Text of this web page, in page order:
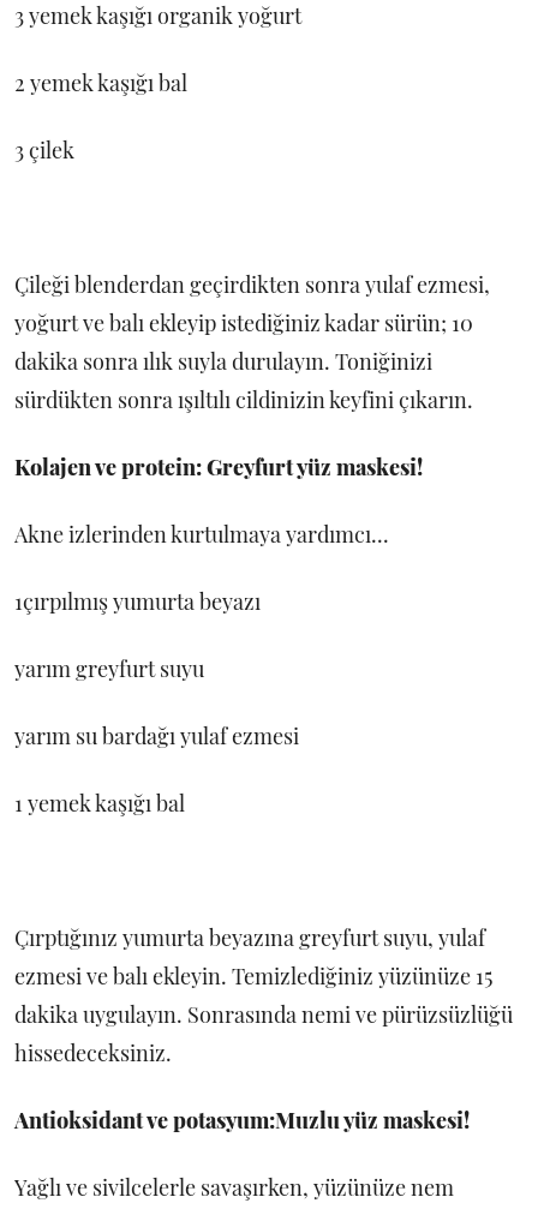
3 yemek kaşığı organik yoğurt
2 yemek kaşığı bal
3 çilek
Çileği blenderdan geçirdikten sonra yulaf ezmesi,
yoğurt ve balı ekleyip istediğiniz kadar sürün; 10
dakika sonra ılık suyla durulayın. Toniğinizi
sürdükten sonra ışıltılı cildinizin keyfini çıkarın.
Kolajen ve protein: Greyfurt yüz maskesi!
Akne izlerinden kurtulmaya yardımcı...
1çırpılmış yumurta beyazı
yarım greyfurt suyu
yarım su bardağı yulaf ezmesi
1 yemek kaşığı bal
Çırptığınız yumurta beyazına greyfurt suyu, yulaf
ezmesi ve balı ekleyin. Temizlediğiniz yüzünüze 15
dakika uygulayın. Sonrasında nemi ve pürüzsüzlüğü
hissedeceksiniz.
Antioksidant ve potasyum:Muzlu yüz maskesi!
Yağlı ve sivilcelerle savaşırken, yüzünüze nem